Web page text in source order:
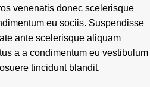
venenatis donec scelerisque
eu sociis. Suspendisse
ante scelerisque aliquam
a a condimentum eu vestibulum
tincidunt blandit.